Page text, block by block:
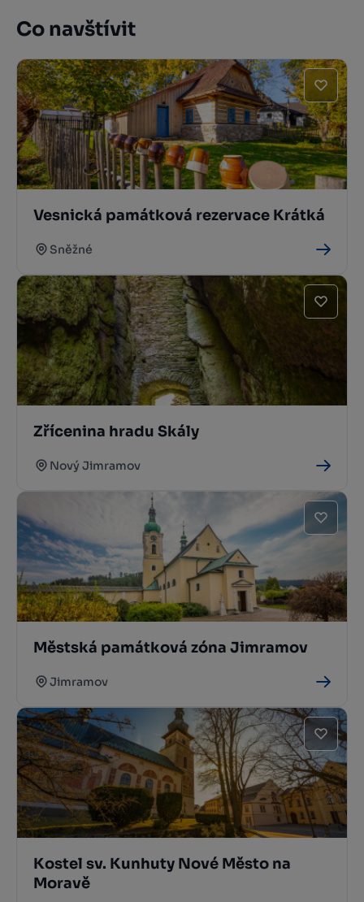
Co navštívit
Vesnická památková rezervace Krátká
Sněžné
Zřícenina hradu Skály
Nový Jimramov
Městská památková zóna Jimramov
Jimramov
Kostel sv. Kunhuty Nové Město na
Moravě